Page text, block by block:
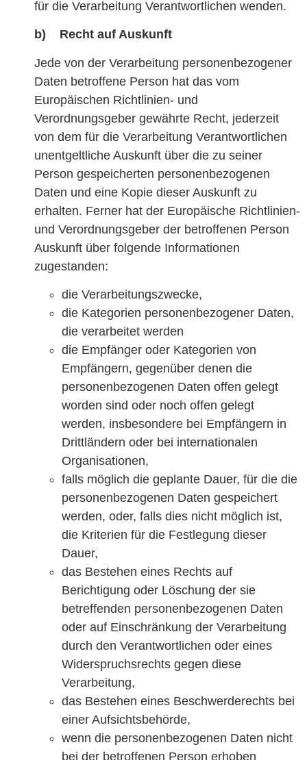
für die Verarbeitung Verantwortlichen wenden.
b) Recht auf Auskunft
Jede von der Verarbeitung personenbezogener
Daten betroffene Person hat das vom
Europäischen Richtlinien- und
Verordnungsgeber gewährte Recht, jederzeit
von dem für die Verarbeitung Verantwortlichen
unentgeltliche Auskunft über die zu seiner
Person gespeicherten personenbezogenen
Daten und eine Kopie dieser Auskunft zu
erhalten. Ferner hat der Europäische Richtlinien-
und Verordnungsgeber der betroffenen Person
Auskunft über folgende Informationen
zugestanden:
die Verarbeitungszwecke,
die Kategorien personenbezogener Daten,
die verarbeitet werden
die Empfänger oder Kategorien von
Empfängern, gegenüber denen die
personenbezogenen Daten offen gelegt
worden sind oder noch offen gelegt
werden, insbesondere bei Empfängern in
Drittländern oder bei internationalen
Organisationen,
falls möglich die geplante Dauer, für die die
personenbezogenen Daten gespeichert
werden, oder, falls dies nicht möglich ist,
die Kriterien für die Festlegung dieser
Dauer,
das Bestehen eines Rechts auf
Berichtigung oder Löschung der sie
betreffenden personenbezogenen Daten
oder auf Einschränkung der Verarbeitung
durch den Verantwortlichen oder eines
Widerspruchsrechts gegen diese
Verarbeitung,
das Bestehen eines Beschwerderechts bei
einer Aufsichtsbehörde,
wenn die personenbezogenen Daten nicht
bei der betroffenen Person erhoben